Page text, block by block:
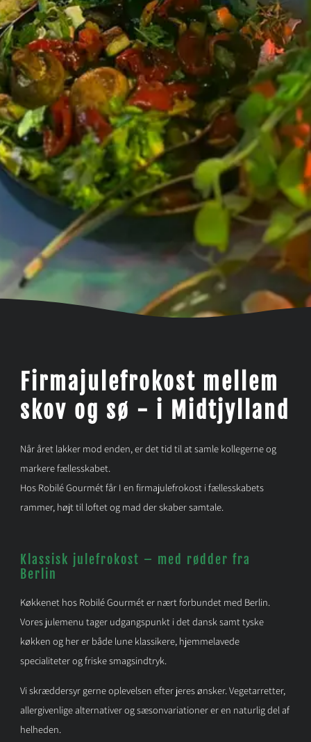
Firmajulefrokost mellem
skov og sø - i Midtjylland
Når året lakker mod enden, er det tid til at samle kollegerne og
markere fællesskabet.
Hos Robilé Gourmét får I en firmajulefrokost i fællesskabets
rammer, højt til loftet og mad der skaber samtale.
Klassisk julefrokost – med rødder fra
Berlin
Køkkenet hos Robilé Gourmét er nært forbundet med Berlin.
Vores julemenu tager udgangspunkt i det dansk samt tyske
køkken og her er både lune klassikere, hjemmelavede
specialiteter og friske smagsindtryk.
Vi skræddersyr gerne oplevelsen efter jeres ønsker. Vegetarretter,
allergivenlige alternativer og sæsonvariationer er en naturlig del af
helheden.